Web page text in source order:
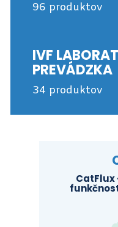
96 produktov
IVF
PREVÁDZKA
34 produktov